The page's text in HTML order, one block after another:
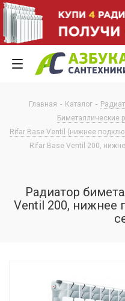
Главная - Каталог -
Биметаллические
Rifar Base Ventil (нижнее
Rifar Base Ventil 200,
Радиатор
Ventil 200, нижнее